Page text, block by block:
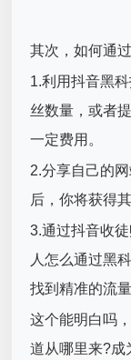
其次，如何通
1.利用抖音黑
丝数量，或者
一定费用。
2.分享自己的
后，你将获得
3.通过抖音收
人怎么通过黑
找到精准的流
这个能明白吗
道从哪里来?成